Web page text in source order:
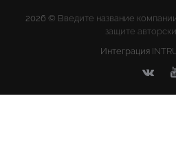
2026 © Введите название
защите
Интеграция